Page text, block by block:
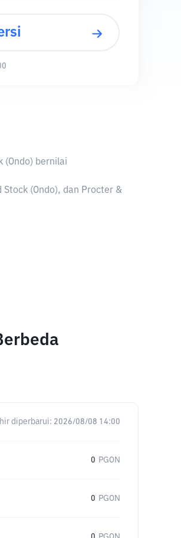
(Ondo) bernilai
(Ondo), dan Procter &
diperbarui: 2026/08/08 14:00
0 PGON
0 PGON